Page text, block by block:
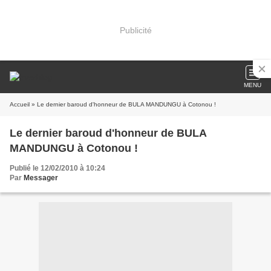
Publicité
MENU
Accueil » Le dernier baroud d'honneur de BULA MANDUNGU à Cotonou !
Le dernier baroud d'honneur de BULA
MANDUNGU à Cotonou !
Publié le 12/02/2010 à 10:24
Par Messager